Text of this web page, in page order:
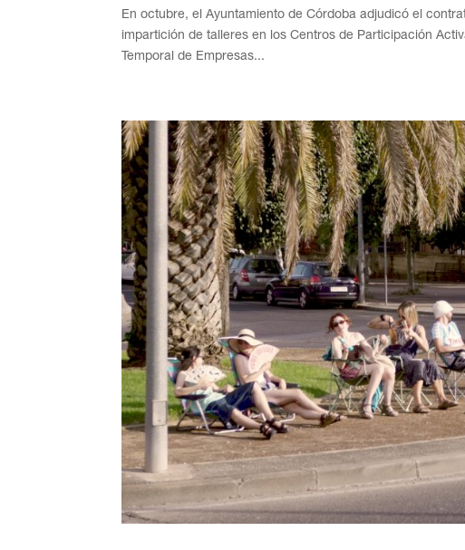
En octubre, el Ayuntamiento de Córdoba adjudicó el
impartición de talleres en los Centros de Participación
Temporal de Empresas...